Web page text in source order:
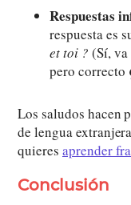
Respuestas
respuesta es
et toi ? (Sí, va
pero correcto
Los saludos hacen
de lengua
quieres aprender
Conclusión